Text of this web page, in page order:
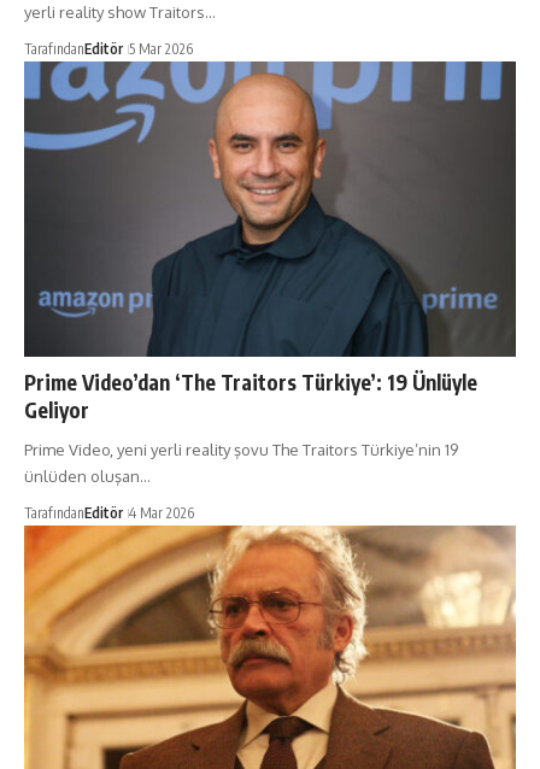
yerli reality show Traitors…
TarafındanEditör 5 Mar 2026
Prime Video’dan ‘The Traitors Türkiye’: 19 Ünlüyle
Geliyor
Prime Video, yeni yerli reality şovu The Traitors Türkiye’nin 19
ünlüden oluşan…
TarafındanEditör 4 Mar 2026